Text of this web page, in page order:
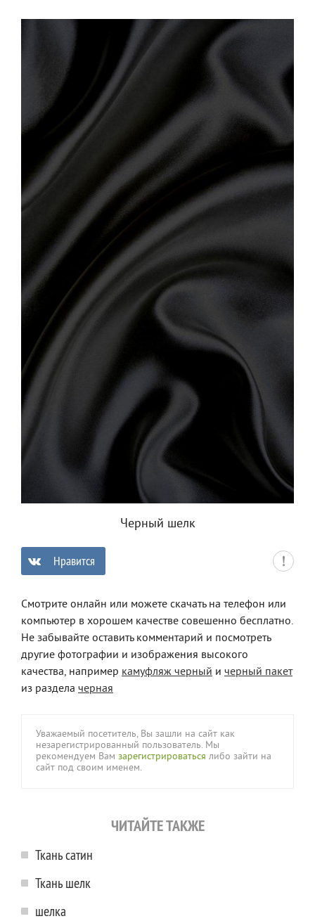
Черный шелк
Нравится
Смотрите онлайн или можете скачать на телефон или
компьютер в хорошем качестве совешенно бесплатно.
Не забывайте оставить комментарий и посмотреть
другие фотографии и изображения высокого
качества, например камуфляж черный и черный пакет
из раздела черная
Уважаемый посетитель, Вы зашли на сайт как
незарегистрированный пользователь. Мы
рекомендуем Вам зарегистрироваться либо зайти на
сайт под своим именем.
ЧИТАЙТЕ ТАКЖЕ
Ткань сатин
Ткань шелк
шелка